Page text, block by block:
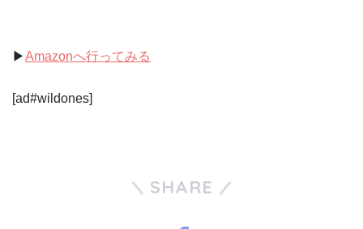
▶︎Amazonへ行ってみる
[ad#wildones]
SHARE